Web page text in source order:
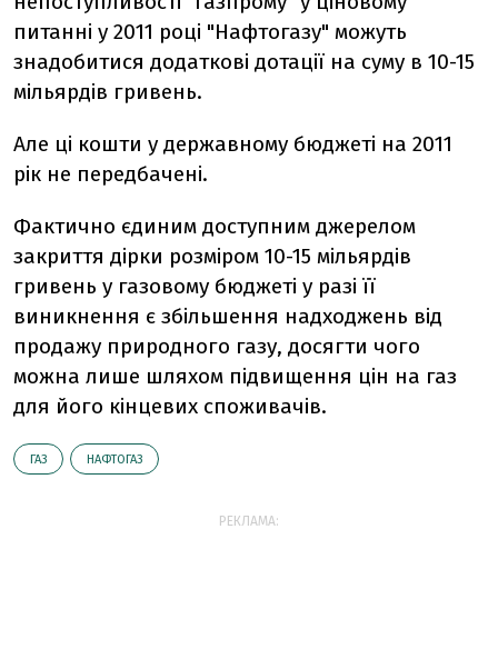
питанні у 2011 році "Нафтогазу" можуть
знадобитися додаткові дотації на суму в 10-15
мільярдів гривень.
Але ці кошти у державному бюджеті на 2011
рік не передбачені.
Фактично єдиним доступним джерелом
закриття дірки розміром 10-15 мільярдів
гривень у газовому бюджеті у разі її
виникнення є збільшення надходжень від
продажу природного газу, досягти чого
можна лише шляхом підвищення цін на газ
для його кінцевих споживачів.
ГАЗ НАФТОГАЗ
РЕКЛАМА: